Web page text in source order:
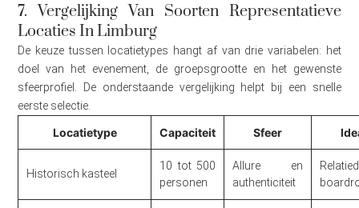
7. Vergelijking Van Soorten Representatieve
Locaties In Limburg
De keuze tussen locatietypes hangt af van drie variabelen: het
doel van het evenement, de groepsgrootte en het gewenste
sfeerprofiel. De onderstaande vergelijking helpt bij een snelle
eerste selectie.
Locatietype Capaciteit Sfeer
Historisch kasteel
10 tot 500
personen
Allure en
authenticiteit